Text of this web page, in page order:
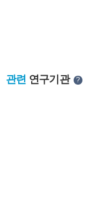
관련 연구기관 ?